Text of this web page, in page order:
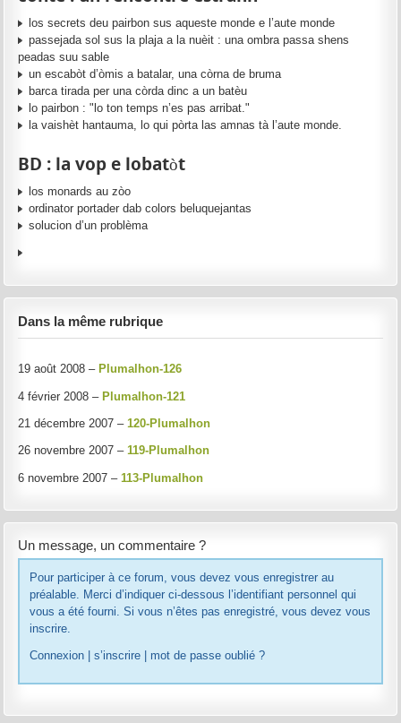
los secrets deu pairbon sus aqueste monde e l’aute monde
passejada sol sus la plaja a la nuèit : una ombra passa shens
peadas suu sable
un escabòt d’òmis a batalar, una còrna de bruma
barca tirada per una còrda dinc a un batèu
lo pairbon : "lo ton temps n’es pas arribat."
la vaishèt hantauma, lo qui pòrta las amnas tà l’aute monde.
BD : la vop e lobatòt
los monards au zòo
ordinator portader dab colors beluquejantas
solucion d’un problèma
Dans la même rubrique
19 août 2008 – Plumalhon-126
4 février 2008 –Plumalhon-121
21 décembre 2007 – 120-Plumalhon
26 novembre 2007 –119-Plumalhon
6 novembre 2007 – 113-Plumalhon
Un message, un commentaire ?
Pour participer à ce forum, vous devez vous enregistrer au
préalable. Merci d’indiquer ci-dessous l’identifiant personnel qui
vous a été fourni. Si vous n’êtes pas enregistré, vous devez vous
inscrire.
Connexion
s’inscrire mot de passe oublié ?